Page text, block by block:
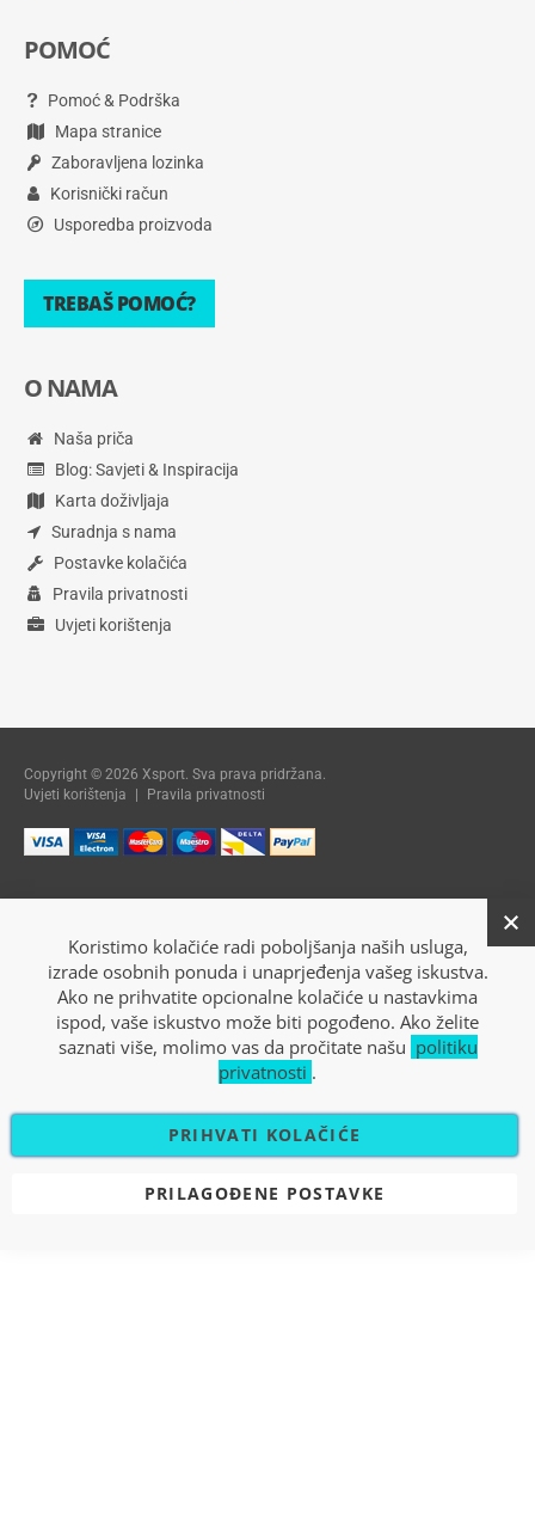
POMOĆ
Pomoć & Podrška
Mapa stranice
Zaboravljena lozinka
Korisnički račun
Usporedba proizvoda
TREBAŠ POMOĆ?
O NAMA
Naša priča
Blog: Savjeti & Inspiracija
Karta doživljaja
Suradnja s nama
Postavke kolačića
Pravila privatnosti
Uvjeti korištenja
Copyright © 2026 Xsport. Sva prava pridržana.
Uvjeti korištenja
Pravila privatnosti
Koristimo kolačiće radi poboljšanja naših usluga,
izrade osobnih ponuda i unaprjeđenja vašeg iskustva.
Ako ne prihvatite opcionalne kolačiće u nastavkima
ispod, vaše iskustvo može biti pogođeno. Ako želite
saznati više, molimo vas da pročitate našu politiku
privatnosti .
PRIHVATI KOLAČIĆE
PRILAGOĐENE POSTAVKE